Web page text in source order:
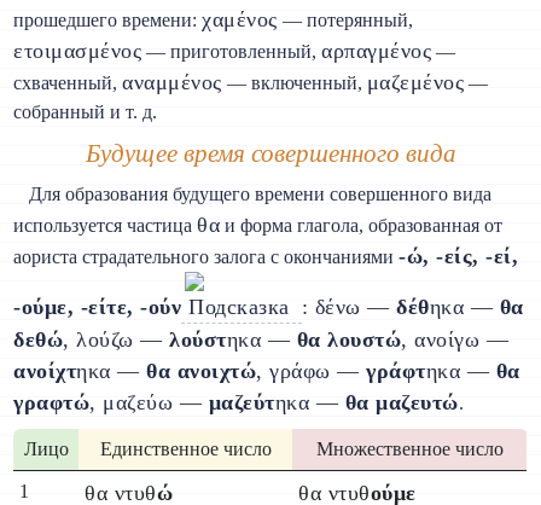
прошедшего времени:χαμένος — потерянный,
ετοιμασμένος — приготовленный,αρπαγμένος —
схваченный,αναμμένος — включенный, μαζεμένος —
собранный и т. д.
Будущее время совершенного вида
Для образования будущего времени совершенного вида
используется частицаθα и форма глагола, образованная от
аориста страдательного залога с окончаниями-ώ, -είς, -εί,
-ούμε, -είτε, -ούν : δένω —δέθηκα — θα
δεθώ, λούζω —λούστηκα — θα λουστώ, ανοίγω —
ανοίχτηκα —θα ανοιχτώ, γράφω —γράφτηκα — θα
γραφτώ, μαζεύω — μαζεύτηκα — θα μαζευτώ.
Лицо Единственное число Множественное число
1 θα ντυθώ θα ντυθούμε